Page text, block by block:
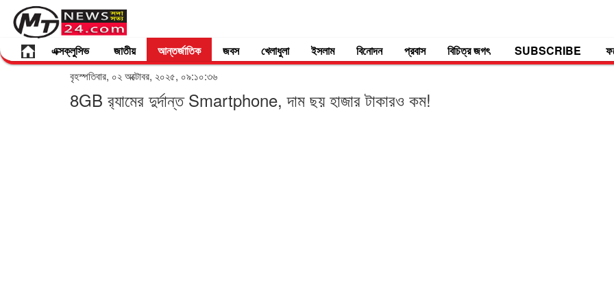
এক্সক্লুসিভ জাতীয় আন্তর্জাতিক জবস খেলাধুলা ইসলাম বিনোদন প্রবাস বিচিত্র জগৎ SUBSCRIBE
বৃহস্পতিবার, ০২ অক্টোবর, ২০২৫, ০৯:১০:৩৬
8GB র‌্যামের দুর্দান্ত Smartphone, দাম ছয় হাজার টাকারও কম!